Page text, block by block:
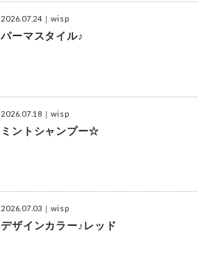
2026.07.24 ｜wisp
パーマスタイル♪
2026.07.18 ｜wisp
ミントシャンプー☆
2026.07.03 ｜wisp
デザインカラー♪レッド